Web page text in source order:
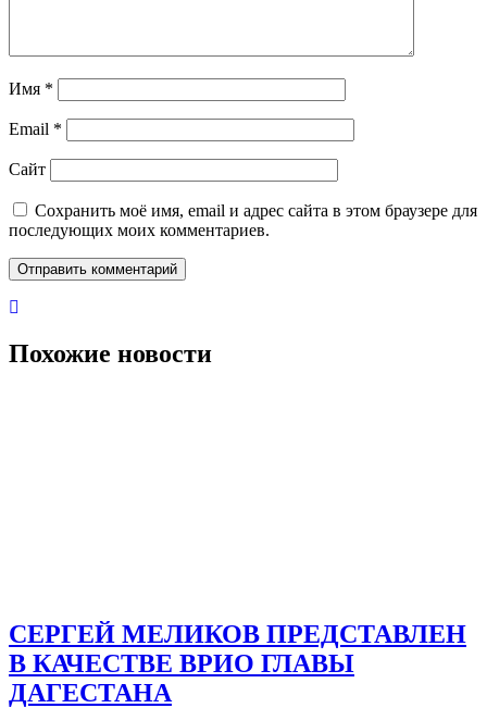
Имя *
Email *
Сайт
Сохранить моё имя, email и адрес сайта в этом браузере для
последующих моих комментариев.
Похожие новости
СЕРГЕЙ МЕЛИКОВ ПРЕДСТАВЛЕН
В КАЧЕСТВЕ ВРИО ГЛАВЫ
ДАГЕСТАНА